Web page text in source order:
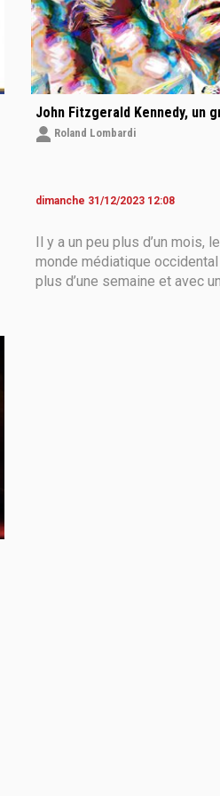
John Fitzgerald Kennedy, un
Roland Lombardi
dimanche 31/12/2023 12:08
Il y a un peu plus d’un mois,
monde médiatique
plus d’une semaine et avec